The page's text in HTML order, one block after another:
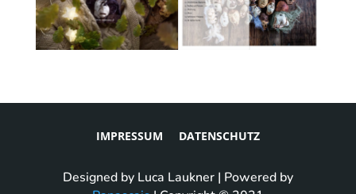
IMPRESSUM DATENSCHUTZ
Designed by Luca Laukner | Powered by